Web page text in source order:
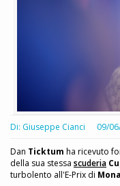
Di: Giuseppe Cianci 09/
Dan Ticktum ha ricevuto
della sua stessa scuderia
turbolento all'E-Prix di